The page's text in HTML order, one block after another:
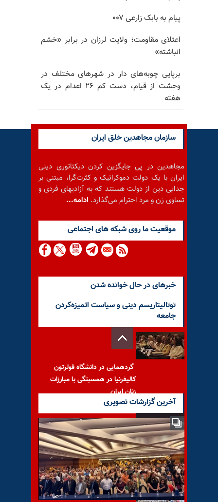
پیام به بابک زارعی ۰۰۷
اعتلای مقاومت؛ ولایت لرزان در برابر «خشم
انباشته»
برپایی چوبه‌های دار در شهرهای مختلف در
وحشت از قیام، دست کم ۲۶ اعدام در یک
هفته
سازمان مجاهدین خلق ایران
مجاهدین در پی جایگزین کردن دیکتاتوری دینی
ایران با یک دولت دموکراتیک و کثرت‌گرا، مبتنی بر
جدایی دین از دولت هستند که به آزادیهای فردی و
تساوی زن و مرد احترام می‌گذارد. ادامه...
موقعيت ما روى شبكه هاى اجتماعى
خبرهای در حال خوانده شدن
توتالیتاریسم دینی و سیاست اتمیزه‌کردن
جامعه
گردهمایی در دانشگاه فولرتون
کالیفرنیا در همسبتگی با مبارزات
زنان ایران
نمای روز ـ نوار ظریف و لرزه‌های
سرنگونی
آخرین گزارشات تصویری